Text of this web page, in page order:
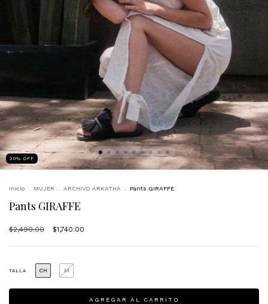
30% OFF
Inicio MUJER ARCHIVO ARKATHA Pants GIRAFFE
Pants GIRAFFE
$2,490.00 $1,740.00
TALLA CH M